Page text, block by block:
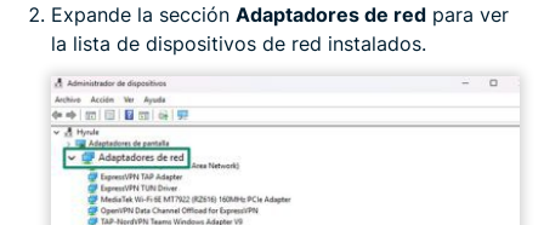
Expande la sección Adaptadores de red para ver
la lista de dispositivos de red instalados.